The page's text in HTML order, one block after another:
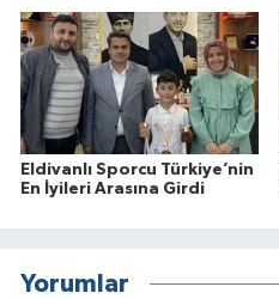
Eldivanlı Sporcu Türkiye’nin
En İyileri Arasına Girdi
Yorumlar